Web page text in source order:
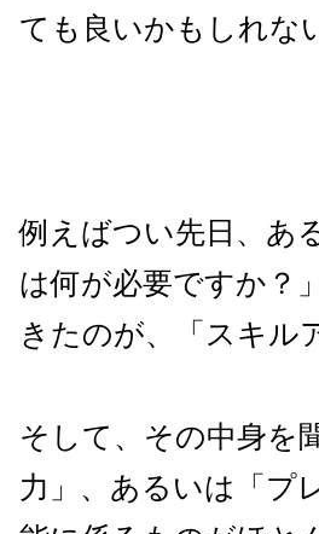
ても良いかもしれな
例えばつい先日、あ
は何が必要ですか？
きたのが、「スキル
そして、その中身を
力」、あるいは「プ